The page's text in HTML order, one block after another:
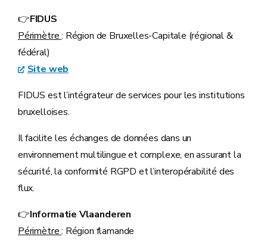
👉FIDUS
Périmètre: Région de Bruxelles-Capitale (régional &
fédéral)
Site web
FIDUS est l’intégrateur de services pour les institutions
bruxelloises.
Il facilite les échanges de données dans un
environnement multilingue et complexe, en assurant la
sécurité, la conformité RGPD et l’interopérabilité des
flux.
👉Informatie Vlaanderen
Périmètre: Région flamande